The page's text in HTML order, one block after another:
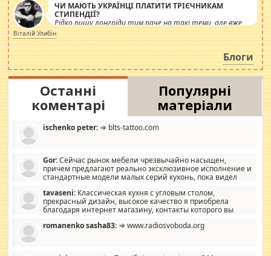
ЧИ МАЮТЬ УКРАЇНЦІ ПЛАТИТИ ТРІЄЧНИКАМ
СТИПЕНДІЇ?
Рідко пишу лонгріди тим паче на такі теми, але вже
просто дістало! Обурюють сьогоднішні інсенуації
навколо стипендіального питання. Штучно
роздувається ще одна соціальна катастрофа.
Віталій Улибін
Блоги
Останні
коментарі
Популярні
матеріали
ischenko peter: ⇒ blts-tattoo.com
Gor:Сейчас рынок мебели чрезвычайно насыщен,
причем предлагают реально эксклюзивное исполнение и
стандартные модели малых серий кухонь, пока видел
стандартные формы, в MebelOk, креативненько и что главное -
со вкусом все в порядке, без ненужных наворотов удорожающих
мебель, а это не последний фактор.
tavaseni: Классическая кухня с угловым столом,
прекрасный дизайн, высокое качество я приобрела
благодаря интернет магазину, контакты которого вы
romanenko sasha83: ⇒ www.radiosvoboda.org